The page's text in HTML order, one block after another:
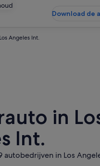
Download de
Los Angeles Int.
in
Int.
autobedrijven in Los